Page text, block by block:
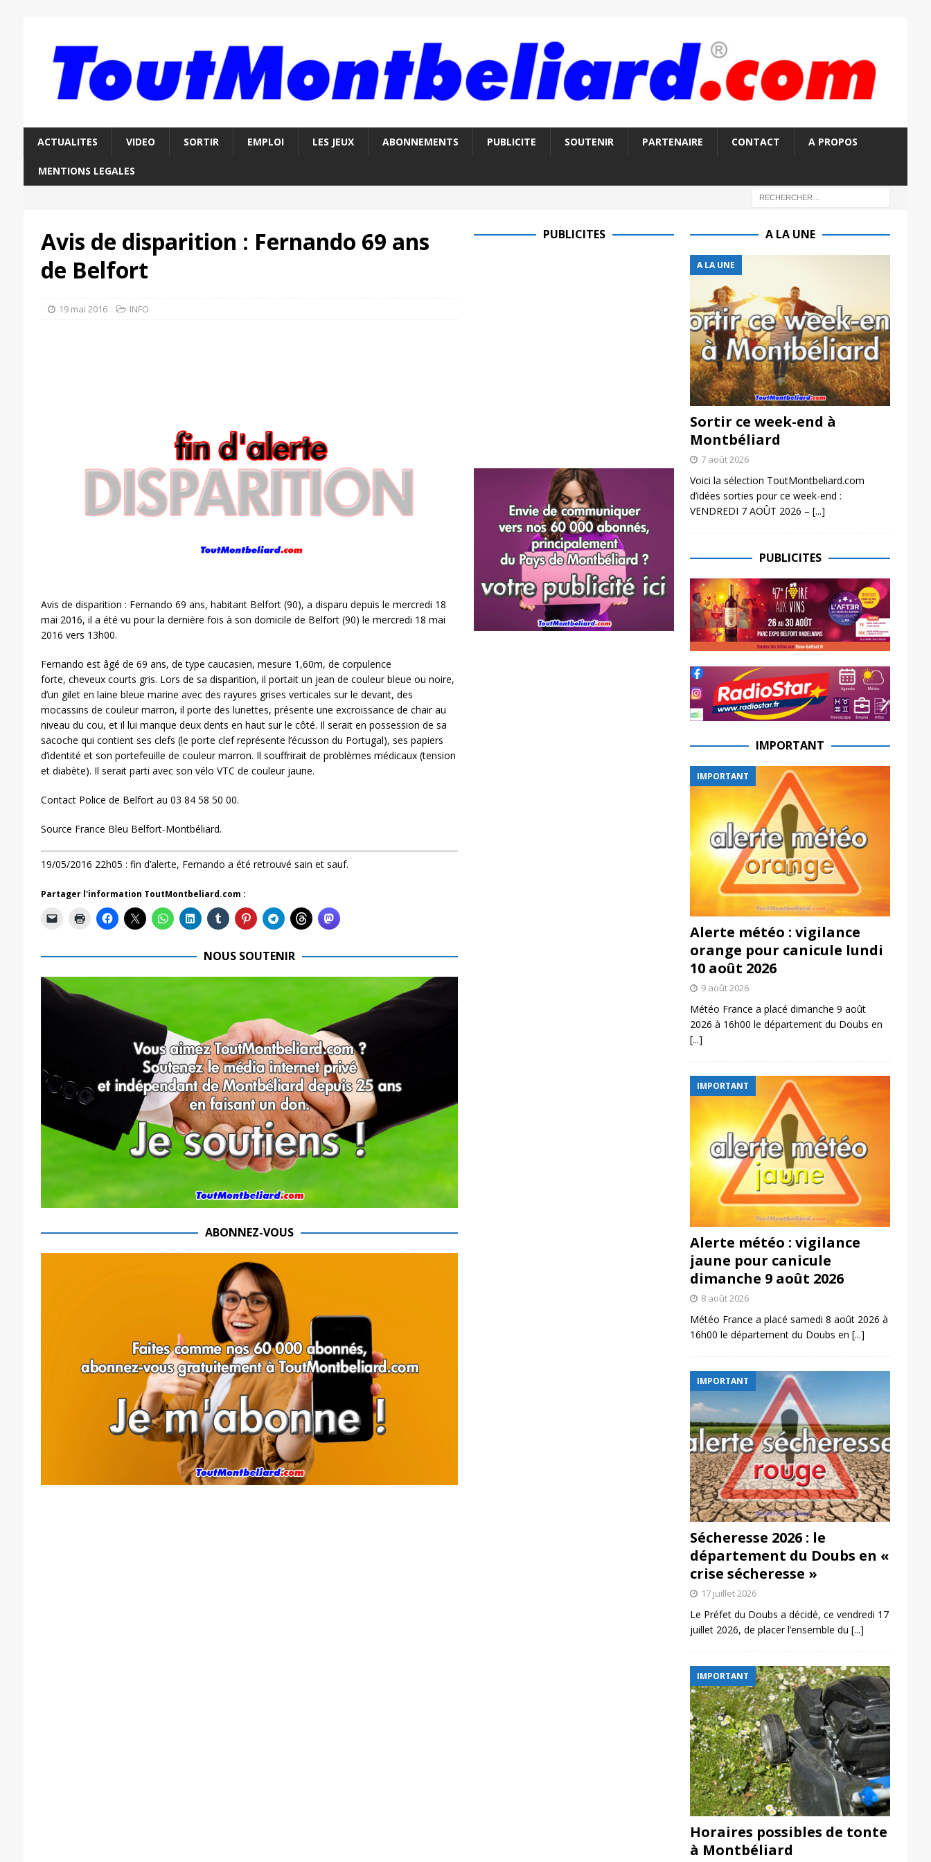
ACTUALITES VIDEO SORTIR EMPLOI LES JEUX ABONNEMENTS PUBLICITE SOUTENIR PARTENAIRE CONTACT A PROPOS
MENTIONS LEGALES
Avis de disparition : Fernando 69 ans
de Belfort
19 mai 2016 INFO
Avis de disparition : Fernando 69 ans, habitant Belfort (90), a disparu depuis le mercredi 18
mai 2016, il a été vu pour la dernière fois à son domicile de Belfort (90) le mercredi 18 mai
2016 vers 13h00.
Fernando est âgé de 69 ans, de type caucasien, mesure 1,60m, de corpulence
forte, cheveux courts gris. Lors de sa disparition, il portait un jean de couleur bleue ou noire,
d’un gilet en laine bleue marine avec des rayures grises verticales sur le devant, des
mocassins de couleur marron, il porte des lunettes, présente une excroissance de chair au
niveau du cou, et il lui manque deux dents en haut sur le côté. Il serait en possession de sa
sacoche qui contient ses clefs (le porte clef représente l’écusson du Portugal), ses papiers
d’identité et son portefeuille de couleur marron. Il souffrirait de problèmes médicaux (tension
et diabète). Il serait parti avec son vélo VTC de couleur jaune.
Contact Police de Belfort au 03 84 58 50 00.
Source France Bleu Belfort-Montbéliard.
19/05/2016 22h05 : fin d’alerte, Fernando a été retrouvé sain et sauf.
Partager l'information ToutMontbeliard.com :
NOUS SOUTENIR
ABONNEZ-VOUS
PUBLICITES A LA UNE
A LA UNE
Sortir ce week-end à
Montbéliard
7 août 2026
Voici la sélection ToutMontbeliard.com
d’idées sorties pour ce week-end :
VENDREDI 7 AOÛT 2026 – [...]
PUBLICITES
IMPORTANT
IMPORTANT
Alerte météo : vigilance
orange pour canicule lundi
10 août 2026
9 août 2026
Météo France a placé dimanche 9 août
2026 à 16h00 le département du Doubs en
[...]
IMPORTANT
Alerte météo : vigilance
jaune pour canicule
dimanche 9 août 2026
8 août 2026
Météo France a placé samedi 8 août 2026 à
16h00 le département du Doubs en [...]
IMPORTANT
Sécheresse 2026 : le
département du Doubs en «
crise sécheresse »
17 juillet 2026
Le Préfet du Doubs a décidé, ce vendredi 17
juillet 2026, de placer l’ensemble du [...]
IMPORTANT
Horaires possibles de tonte
à Montbéliard